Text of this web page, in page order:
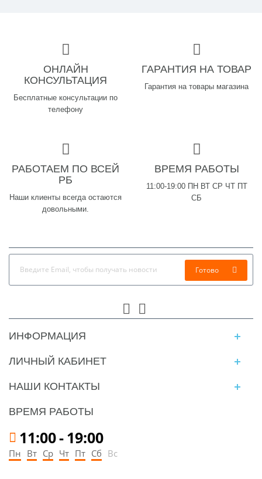
ОНЛАЙН
КОНСУЛЬТАЦИЯ
Бесплатные консультации по
телефону
ГАРАНТИЯ НА ТОВАР
Гарантия на товары магазина
РАБОТАЕМ ПО ВСЕЙ
РБ
Наши клиенты всегда остаются
довольными.
ВРЕМЯ РАБОТЫ
11:00-19:00 ПН ВТ СР ЧТ ПТ
СБ
Готово
ИНФОРМАЦИЯ
ЛИЧНЫЙ КАБИНЕТ
НАШИ КОНТАКТЫ
ВРЕМЯ РАБОТЫ
11:00-19:00
Пн Вт Ср Чт Пт Сб Вс